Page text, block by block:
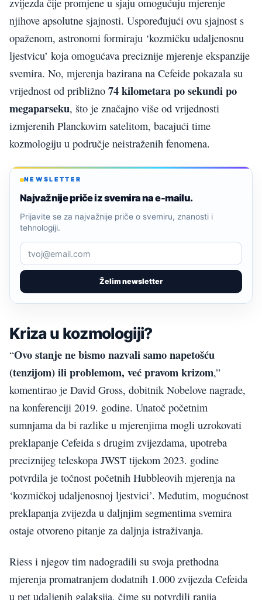
zvijezda čije promjene u sjaju omogućuju mjerenje
njihove apsolutne sjajnosti. Uspoređujući ovu sjajnost s
opaženom, astronomi formiraju ‘kozmičku udaljenosnu
ljestvicu’ koja omogućava preciznije mjerenje ekspanzije
svemira. No, mjerenja bazirana na Cefeide pokazala su
vrijednost od približno 74kilometara po sekundi po
megaparseku, što je značajno više od vrijednosti
izmjerenih Planckovim satelitom, bacajući time
kozmologiju u područje neistraženih fenomena.
NEWSLETTER
Najvažnije priče iz svemira na e-mailu.
Želim newsletter
Prijavite se za najvažnije priče o svemiru, znanosti i
tehnologiji.
Kriza u kozmologiji?
“Ovo stanje ne bismo nazvali samo napetošću
(tenzijom) ili problemom, već pravom krizom,”
komentirao je David Gross, dobitnik Nobelove nagrade,
na konferenciji 2019. godine. Unatoč početnim
sumnjama da bi razlike u mjerenjima mogli uzrokovati
preklapanje Cefeida s drugim zvijezdama, upotreba
preciznijeg teleskopa JWST tijekom 2023. godine
potvrdila je točnost početnih Hubbleovih mjerenja na
‘kozmičkoj udaljenosnoj ljestvici’. Međutim, mogućnost
preklapanja zvijezda u daljnjim segmentima svemira
ostaje otvoreno pitanje za daljnja istraživanja.
Riess i njegov tim nadogradili su svoja prethodna
mjerenja promatranjem dodatnih 1.000 zvijezda Cefeida
u pet udaljenih galaksija, čime su potvrdili ranija